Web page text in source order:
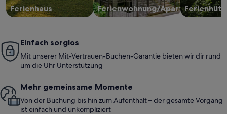
Ferienhaus Ferienwohnung/Apartment
Einfach sorglos
Mit unserer Mit-Vertrauen-Buchen-Garantie bieten wir dir rund
um die Uhr Unterstützung
Mehr gemeinsame Momente
Von der Buchung bis hin zum Aufenthalt – der gesamte Vorgang
ist einfach und unkompliziert